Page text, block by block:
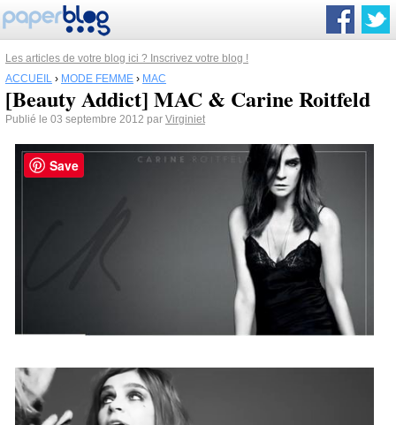
Les articles de votre blog ici ? Inscrivez votre blog !
ACCUEIL › MODE FEMME › MAC
[Beauty Addict] MAC & Carine Roitfeld
Publié le 03 septembre 2012 par Virginiet
Save